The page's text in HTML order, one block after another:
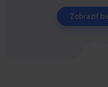
Zobraziť